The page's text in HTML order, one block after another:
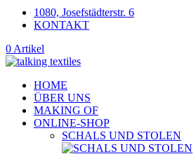
1080, Josefstädterstr. 6
KONTAKT
0 Artikel
HOME
ÜBER UNS
MAKING OF
ONLINE-SHOP
SCHALS UND STOLEN